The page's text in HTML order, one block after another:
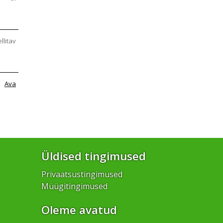
Ava
Üldised tingimused
Privaatsustingimused
Müügitingimused
Oleme avatud